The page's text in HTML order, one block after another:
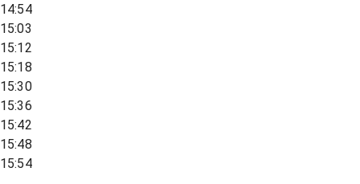
14:54
15:03
15:12
15:18
15:30
15:36
15:42
15:48
15:54